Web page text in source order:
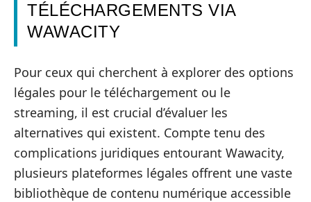
TÉLÉCHARGEMENTS VIA
WAWACITY
Pour ceux qui cherchent à explorer des options
légales pour le téléchargement ou le
streaming, il est crucial d’évaluer les
alternatives qui existent. Compte tenu des
complications juridiques entourant Wawacity,
plusieurs plateformes légales offrent une vaste
bibliothèque de contenu numérique accessible